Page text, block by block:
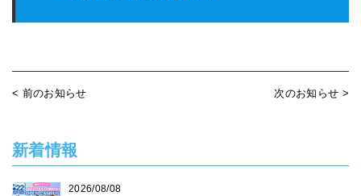
< 前のお知らせ 次のお知らせ >
新着情報
2026/08/08